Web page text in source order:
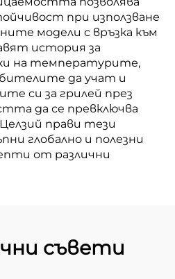
при използване
модели с връзка към
история за
на температурите,
да учат и
си за грилей през
да се превключва
прави тези
глобално и полезни
от различни
съвети